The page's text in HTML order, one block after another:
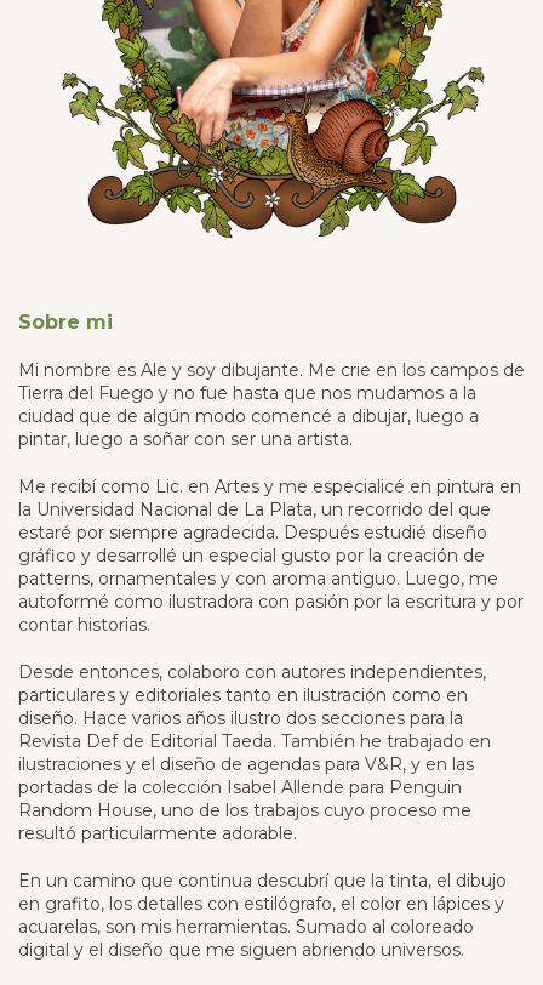
Sobre mi
Mi nombre es Ale y soy dibujante. Me crie en los campos de
Tierra del Fuego y no fue hasta que nos mudamos a la
ciudad que de algún modo comencé a dibujar, luego a
pintar, luego a soñar con ser una artista.
Me recibí como Lic. en Artes y me especialicé en pintura en
la Universidad Nacional de La Plata, un recorrido del que
estaré por siempre agradecida. Después estudié diseño
gráfico y desarrollé un especial gusto por la creación de
patterns, ornamentales y con aroma antiguo. Luego, me
autoformé como ilustradora con pasión por la escritura y por
contar historias.
Desde entonces, colaboro con autores independientes,
particulares y editoriales tanto en ilustración como en
diseño. Hace varios años ilustro dos secciones para la
Revista Def de Editorial Taeda. También he trabajado en
ilustraciones y el diseño de agendas para V&R, y en las
portadas de la colección Isabel Allende para Penguin
Random House, uno de los trabajos cuyo proceso me
resultó particularmente adorable.
En un camino que continua descubrí que la tinta, el dibujo
en grafito, los detalles con estilógrafo, el color en lápices y
acuarelas, son mis herramientas. Sumado al coloreado
digital y el diseño que me siguen abriendo universos.